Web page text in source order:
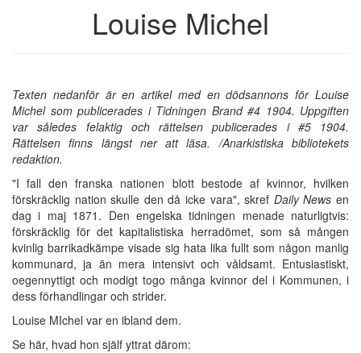
Louise Michel
Texten nedanför är en artikel med en dödsannons för Louise
Michel som publicerades i Tidningen Brand #4 1904. Uppgiften
var således felaktig och rättelsen publicerades i #5 1904.
Rättelsen finns längst ner att läsa. /Anarkistiska bibliotekets
redaktion.
"I fall den franska nationen blott bestode af kvinnor, hvilken
förskräcklig nation skulle den då icke vara", skref Daily News en
dag i maj 1871. Den engelska tidningen menade naturligtvis:
förskräcklig för det kapitalistiska herradömet, som så mången
kvinlig barrikadkämpe visade sig hata lika fullt som någon manlig
kommunard, ja än mera intensivt och våldsamt. Entusiastiskt,
oegennyttigt och modigt togo många kvinnor del i Kommunen, i
dess förhandlingar och strider.
Louise MIchel var en ibland dem.
Se här, hvad hon själf yttrat därom: